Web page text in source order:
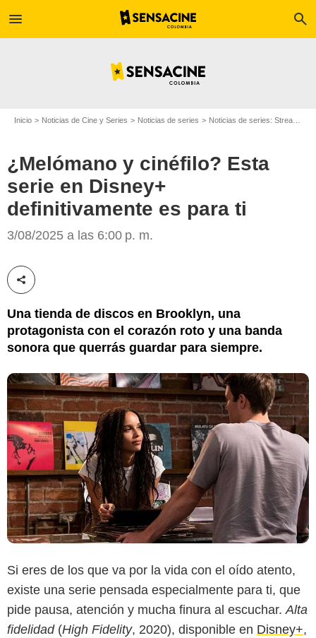
menu search
Inicio Noticias de Cine y Series Noticias de series Noticias de series: Streaming
¿Melómano y cinéfilo? Esta
serie en Disney+
definitivamente es para ti
3/08/2025 a las 6:00 p. m.
Compartir esta noticia
Una tienda de discos en Brooklyn, una
protagonista con el corazón roto y una banda
sonora que querrás guardar para siempre.
Disney+
Si eres de los que va por la vida con el oído atento,
existe una serie pensada especialmente para ti, que
pide pausa, atención y mucha finura al escuchar. Alta
fidelidad(High Fidelity, 2020), disponible en Disney+,